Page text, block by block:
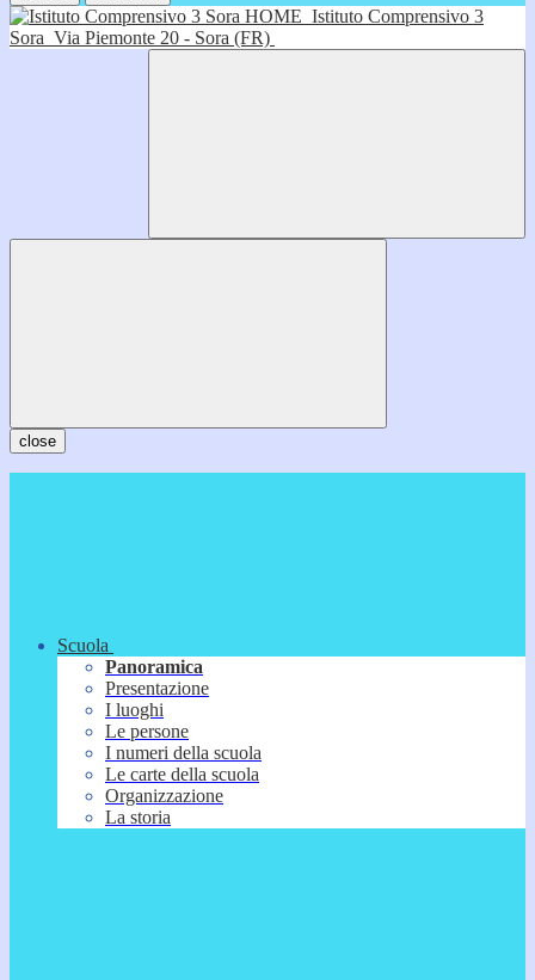
HOME Istituto Comprensivo 3
Sora Via Piemonte 20 - Sora (FR)
close
Scuola
Panoramica
Presentazione
I luoghi
Le persone
I numeri della scuola
Le carte della scuola
Organizzazione
La storia